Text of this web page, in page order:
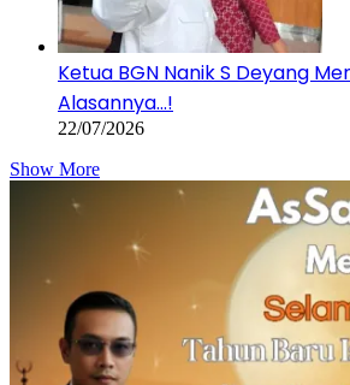
Ketua BGN Nanik S Deyang
Alasannya…!
22/07/2026
Show More